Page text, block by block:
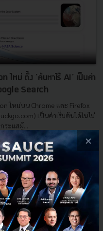
หม่ ตั้ง ‘ค้นหาไร้ AI’ เป็นค่า
Search
ใหม่บน Chrome และ Firefox
เป็นค่าเริ่มต้นได้ในไม่
ะแสผู้...
×